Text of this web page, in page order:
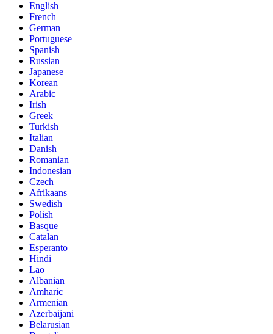
English
French
German
Portuguese
Spanish
Russian
Japanese
Korean
Arabic
Irish
Greek
Turkish
Italian
Danish
Romanian
Indonesian
Czech
Afrikaans
Swedish
Polish
Basque
Catalan
Esperanto
Hindi
Lao
Albanian
Amharic
Armenian
Azerbaijani
Belarusian